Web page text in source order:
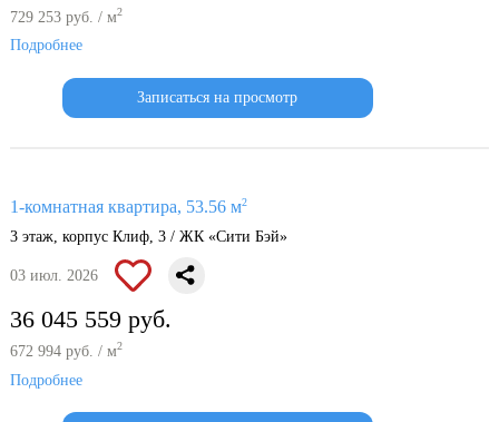
729 253 руб. / м2
Подробнее
Записаться на просмотр
1-комнатная квартира, 53.56 м2
3 этаж, корпус Клиф, 3 / ЖК «Сити Бэй»
03 июл. 2026
36 045 559 руб.
672 994 руб. / м2
Подробнее